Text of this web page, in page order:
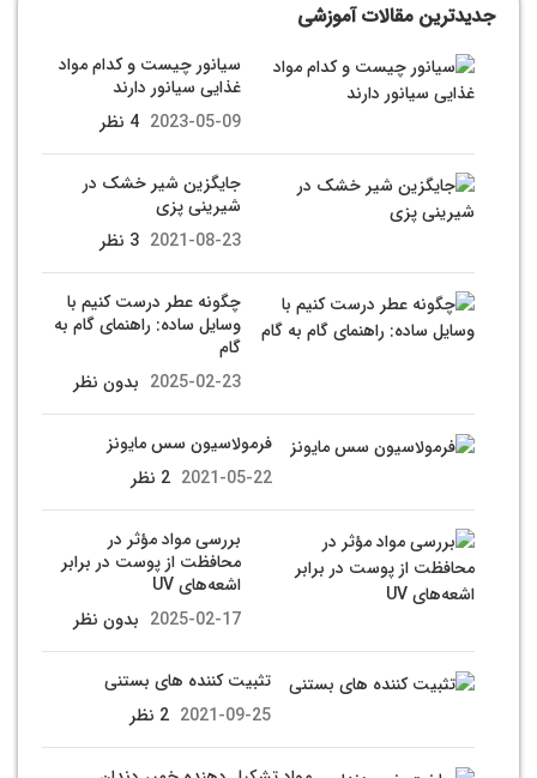
جدیدترین مقالات آموزشی
سیانور چیست و کدام مواد
غذایی سیانور دارند
2023-05-09 4 نظر
جایگزین شیر خشک در
شیرینی پزی
2021-08-23 3 نظر
چگونه عطر درست کنیم با
وسایل ساده: راهنمای گام به
گام
2025-02-23 بدون نظر
فرمولاسیون سس مایونز
2021-05-22 2 نظر
بررسی مواد مؤثر در
محافظت از پوست در برابر
اشعه‌های UV
2025-02-17 بدون نظر
تثبیت کننده های بستنی
2021-09-25 2 نظر